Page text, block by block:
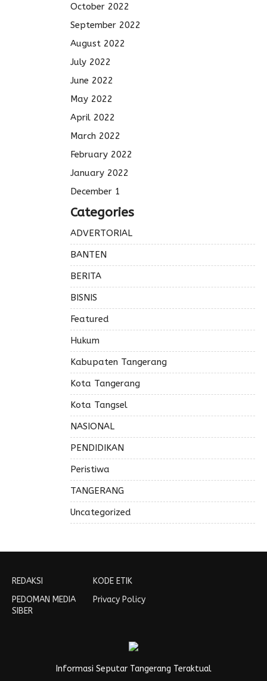
October 2022
September 2022
August 2022
July 2022
June 2022
May 2022
April 2022
March 2022
February 2022
January 2022
December 1
Categories
ADVERTORIAL
BANTEN
BERITA
BISNIS
Featured
Hukum
Kabupaten Tangerang
Kota Tangerang
Kota Tangsel
NASIONAL
PENDIDIKAN
Peristiwa
TANGERANG
Uncategorized
REDAKSI
PEDOMAN MEDIA
SIBER
KODE ETIK
Privacy Policy
Informasi Seputar Tangerang Teraktual